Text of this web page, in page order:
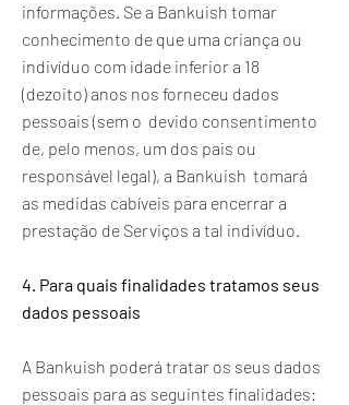
informações. Se a Bankuish tomar
conhecimento de que uma criança ou
indivíduo com idade inferior a 18
(dezoito) anos nos forneceu dados
pessoais (sem o devido consentimento
de, pelo menos, um dos pais ou
responsável legal), a Bankuish tomará
as medidas cabíveis para encerrar a
prestação de Serviços a tal indivíduo.
4. Para quais finalidades tratamos seus
dados pessoais
A Bankuish poderá tratar os seus dados
pessoais para as seguintes finalidades: